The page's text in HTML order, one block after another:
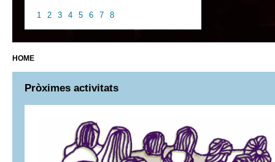
1 2 3 4 5 6 7 8
HOME
Pròximes activitats